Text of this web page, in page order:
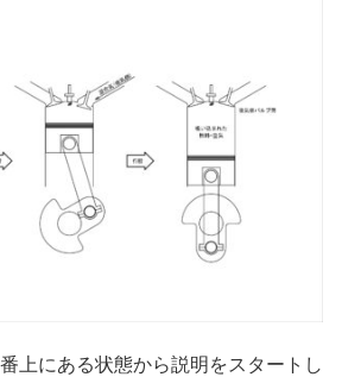
上にある状態から説明をスタートし